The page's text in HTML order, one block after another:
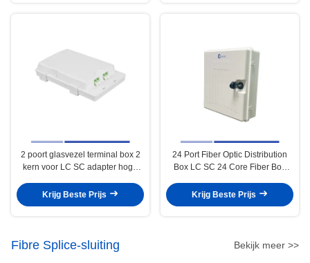
2 poort glasvezel terminal box 2
kern voor LC SC adapter hoge
Krijg Beste Prijs
24 Port Fiber Optic Distribution
Box LC SC 24 Core Fiber Box
Krijg Beste Prijs
Fibre Splice-sluiting Bekijk meer >>